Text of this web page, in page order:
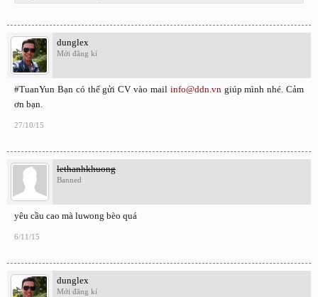
dunglex
Mới đăng kí
#TuanYun Bạn có thể gửi CV vào mail info@ddn.vngiúp mình nhé. Cảm
ơn bạn.
27/10/15
lethanhkhuong
Banned
yêu cầu cao mà luwong bèo quá
6/11/15
dunglex
Mới đăng kí